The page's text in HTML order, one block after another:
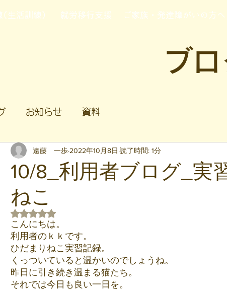
(生活訓練) 就労移行支援 ご家族・発達障がいの方へ
ブロ
お知らせ 資料
10/8_利用者ブログ_実
ねこ
遠藤 一歩 2022年10月8日 読了時間: 1分
5つ星のうちNaNと評価されています。
こんにちは。
利用者のｋｋです。
ひだまりねこ実習記録。
くっついていると温かいのでしょうね。
昨日に引き続き温まる猫たち。
それでは今日も良い一日を。